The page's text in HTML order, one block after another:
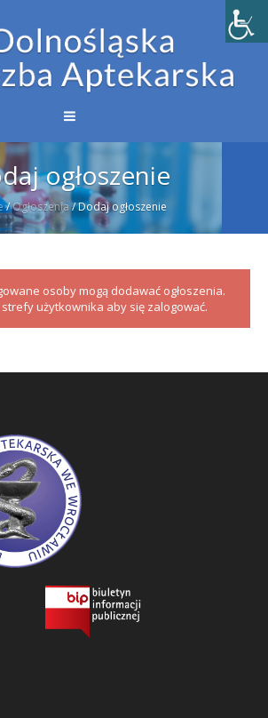
ogłoszenie
/Ogłoszenia/Dodaj ogłoszenie
osoby mogą dodawać ogłoszenia.
użytkownika aby się zalogować.